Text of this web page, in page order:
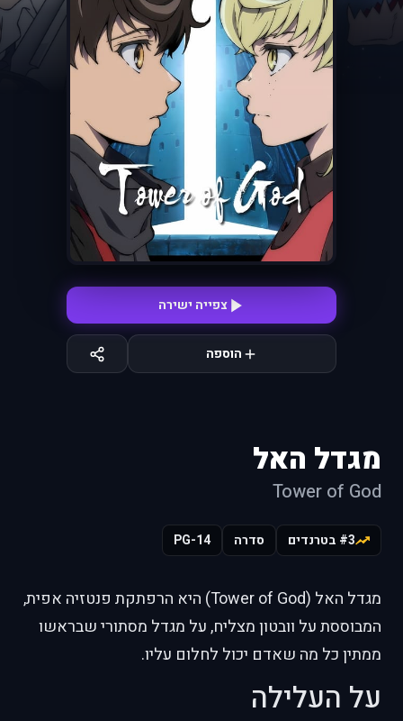
צפייה ישירה
הוספה
מגדל האל
Tower of God
#3 בטרנדים סדרה PG-14
מגדל האל (Tower of God) היא הרפתקת פנטזיה אפית,
המבוססת על וובטון מצליח, על מגדל מסתורי שבראשו
ממתין כל מה שאדם יכול לחלום עליו.
על העלילה